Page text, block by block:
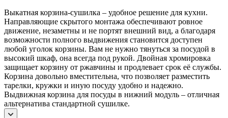
Выкатная корзина-сушилка – удобное решение для кухни.
Направляющие скрытого монтажа обеспечивают ровное
движение, незаметны и не портят внешний вид, а благодаря
возможности полного выдвижения становится доступен
любой уголок корзины. Вам не нужно тянуться за посудой в
высокий шкаф, она всегда под рукой. Двойная хромировка
защищает корзину от ржавчины и продлевает срок её службы.
Корзина довольно вместительна, что позволяет разместить
тарелки, кружки и иную посуду удобно и надежно.
Выдвижная корзина для посуды в нижний модуль – отличная
альтернатива стандартной сушилке.